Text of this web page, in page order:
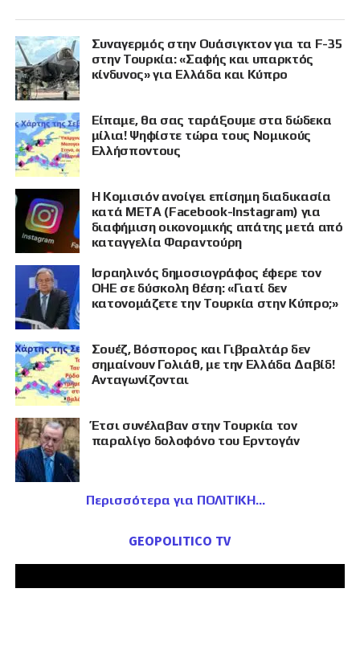
Συναγερμός στην Ουάσιγκτον για τα F-35
στην Τουρκία: «Σαφής και υπαρκτός
κίνδυνος» για Ελλάδα και Κύπρο
Είπαμε, θα σας ταράξουμε στα δώδεκα
μίλια! Ψηφίστε τώρα τους Νομικούς
Ελλήσποντους
Η Κομισιόν ανοίγει επίσημη διαδικασία
κατά META (Facebook-Instagram) για
διαφήμιση οικονομικής απάτης μετά από
καταγγελία Φαραντούρη
Ισραηλινός δημοσιογράφος έφερε τον
ΟΗΕ σε δύσκολη θέση: «Γιατί δεν
κατονομάζετε την Τουρκία στην Κύπρο;»
Σουέζ, Βόσπορος και Γιβραλτάρ δεν
σημαίνουν Γολιάθ, με την Ελλάδα Δαβίδ!
Ανταγωνίζονται
Έτσι συνέλαβαν στην Τουρκία τον
παραλίγο δολοφόνο του Ερντογάν
Περισσότερα για ΠΟΛΙΤΙΚΗ
GEOPOLITICO TV